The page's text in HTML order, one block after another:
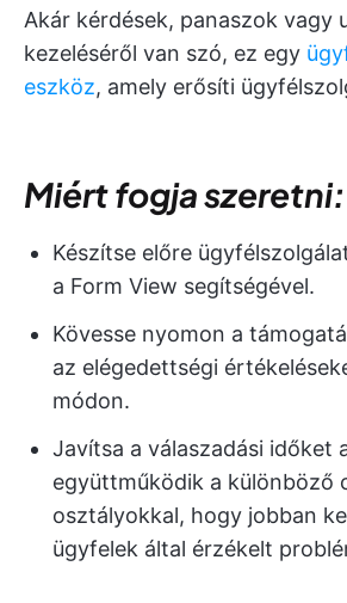
Akár kérdések, panaszok vagy
kezeléséről van szó, ez egy
eszköz, amely erősíti
Miért fogja szeretni:
Készítse előre
a Form View segítségével.
Kövesse nyomon a
az elégedettségi
módon.
Javítsa a válaszadási időket
együttműködik a különböző
osztályokkal, hogy jobban
ügyfelek által érzékelt